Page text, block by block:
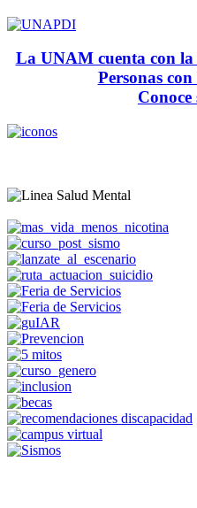
La UNAM cuenta con
Personas
Conoce